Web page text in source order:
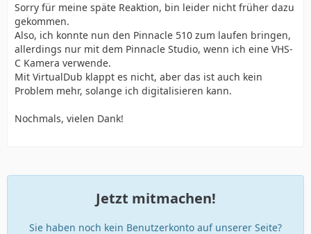
Sorry für meine späte Reaktion, bin leider nicht früher dazu
gekommen.
Also, ich konnte nun den Pinnacle 510 zum laufen bringen,
allerdings nur mit dem Pinnacle Studio, wenn ich eine VHS-
C Kamera verwende.
Mit VirtualDub klappt es nicht, aber das ist auch kein
Problem mehr, solange ich digitalisieren kann.
Nochmals, vielen Dank!
Jetzt mitmachen!
Sie haben noch kein Benutzerkonto auf unserer Seite?